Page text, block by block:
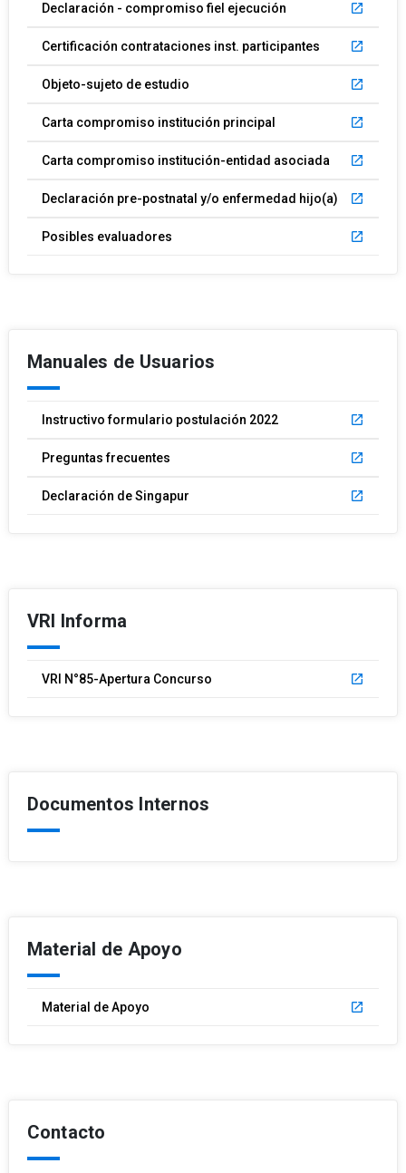
Declaración - compromiso fiel ejecución launch
Certificación contrataciones inst. participantes launch
Objeto-sujeto de estudio launch
Carta compromiso institución principal launch
Carta compromiso institución-entidad asociada launch
Declaración pre-postnatal y/o enfermedad hijo(a) launch
Posibles evaluadores launch
Manuales de Usuarios
Instructivo formulario postulación 2022 launch
Preguntas frecuentes launch
Declaración de Singapur launch
VRI Informa
VRI N°85-Apertura Concurso launch
Documentos Internos
Material de Apoyo
Material de Apoyo launch
Contacto